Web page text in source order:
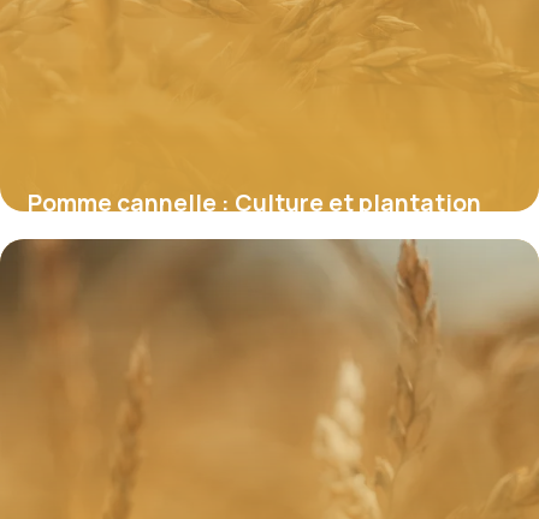
Pomme cannelle : Culture et plantation
6 juin 2026